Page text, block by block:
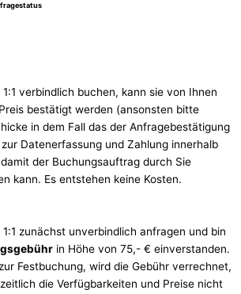
verbindlich buchen, kann sie von Ihnen
bestätigt werden (ansonsten bitte
in dem Fall das der Anfragebestätigung
Datenerfassung und Zahlung innerhalb
der Buchungsauftrag durch Sie
kann. Es entstehen keine Kosten.
zunächst unverbindlich anfragen und bin
in Höhe von 75,- € einverstanden.
Festbuchung, wird die Gebühr verrechnet,
die Verfügbarkeiten und Preise nicht